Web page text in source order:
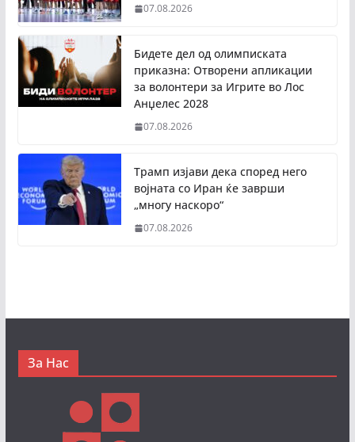
07.08.2026
Бидете дел од олимписката
приказна: Отворени апликации
за волонтери за Игрите во Лос
Анџелес 2028
07.08.2026
Трамп изјави дека според него
војната со Иран ќе заврши
„многу наскоро“
07.08.2026
За Нас